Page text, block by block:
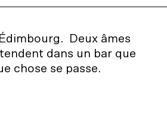
Deux âmes
dans un bar que
chose se passe.